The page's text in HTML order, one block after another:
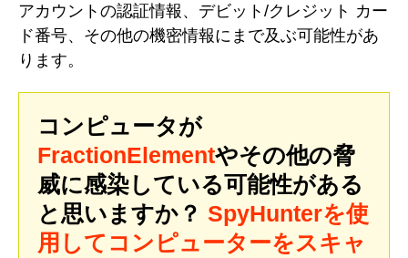
アカウントの認証情報、デビット/クレジット カー
ド番号、その他の機密情報にまで及ぶ可能性があ
ります。
コンピュータが
FractionElementやその他の脅
威に感染している可能性がある
と思いますか？ SpyHunterを使
用してコンピューターをスキャ